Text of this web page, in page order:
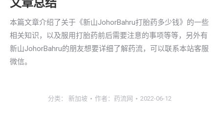
文章总结
本篇文章介绍了关于《新山JohorBahru打胎药多少钱》的一些
相关知识，以及服用打胎药前后需要注意的事项等等，另外有
新山JohorBahru的朋友想要详细了解药流，可以联系本站客服
微信。
分类： 新加坡 作者： 药流网 2022-06-12